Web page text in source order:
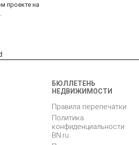
проекте на
БЮЛЛЕТЕНЬ
НЕДВИЖИМОСТИ
Правила перепечатки
Политика
конфиденциальности
BN.ru